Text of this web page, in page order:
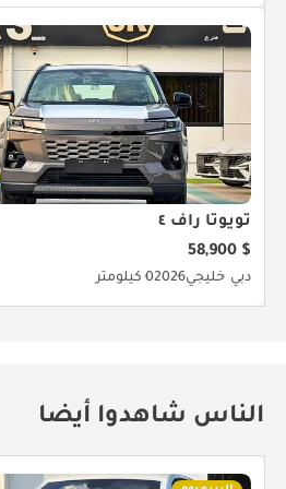
تويوتا راف ٤
$ 58,900
دبي خليجي20260 كيلومتر
الناس شاهدوا أيضا